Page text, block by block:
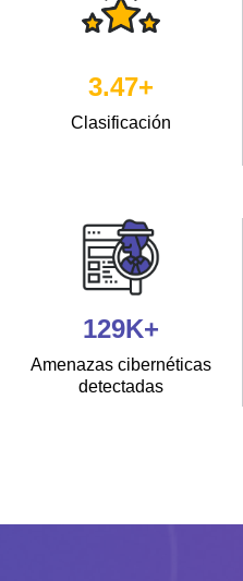
4.2+
Clasificación
148K+
Amenazas cibernéticas
detectadas